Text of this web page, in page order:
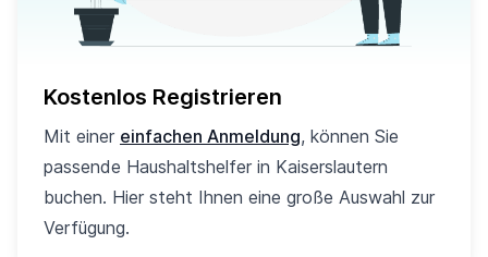
Kostenlos Registrieren
Mit einer einfachen Anmeldung, können Sie
passende Haushaltshelfer in Kaiserslautern
buchen. Hier steht Ihnen eine große Auswahl zur
Verfügung.